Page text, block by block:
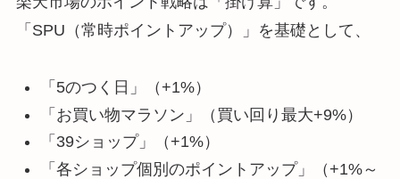
「SPU（常時ポイントアップ）」を基礎として、
「5のつく日」（+1%）
「お買い物マラソン」（買い回り最大+9%）
「39ショップ」（+1%）
「各ショップ個別のポイントアップ」（+1%～